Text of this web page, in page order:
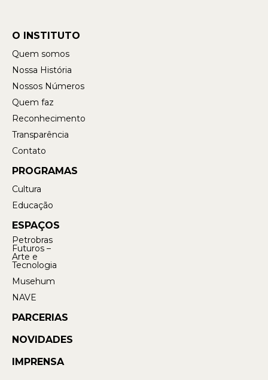
O INSTITUTO
Quem somos
Nossa História
Nossos Números
Quem faz
Reconhecimento
Transparência
Contato
PROGRAMAS
Cultura
Educação
ESPAÇOS
Petrobras
Futuros –
Arte e
Tecnologia
Musehum
NAVE
PARCERIAS
NOVIDADES
IMPRENSA